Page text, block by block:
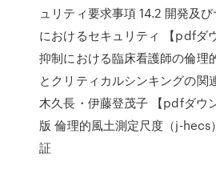
ュリティ要求事項 14.2 開発及
におけるセキュリティ 【pdfダ
抑制における臨床看護師の倫理
とクリティカルシンキングの関
木久長・伊藤登茂子 【pdfダウ
版 倫理的風土測定尺度（j-hecs
証